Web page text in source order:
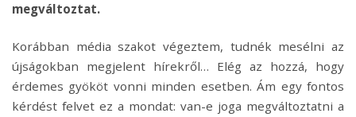
megváltoztat.
Korábban média szakot végeztem, tudnék mesélni az
újságokban megjelent hírekről… Elég az hozzá, hogy
érdemes gyököt vonni minden esetben. Ám egy fontos
kérdést felvet ez a mondat: van-e joga megváltoztatni a